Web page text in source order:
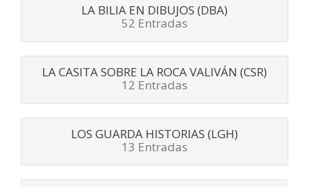
LA BILIA EN DIBUJOS (DBA)
52 Entradas
LA CASITA SOBRE LA ROCA VALIVÁN (CSR)
12 Entradas
LOS GUARDA HISTORIAS (LGH)
13 Entradas